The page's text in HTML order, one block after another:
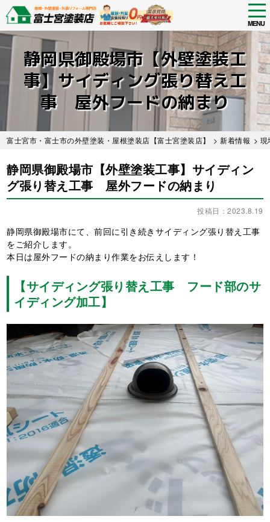
Skip
to
main
content
MENU
静岡県御殿場市【外壁塗装工
事】サイディング張り替え工
事 屋外フードの納まり
富士宮市・富士市の外壁塗装・屋根塗装店【富士宮塗装店】 >新着情報 > 現
静岡県御殿場市【外壁塗装工事】サイディン
グ張り替え工事 屋外フードの納まり
投稿日：2023.8.19
静岡県御殿場市にて、前回に引き続きサイディング張り替え工事
をご紹介します。
本日は屋外フードの納まり作業をお伝えします！
【サイディング張り替え工事 フード部のサ
イディング加工】